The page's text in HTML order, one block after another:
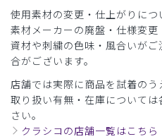
使用素材の変更・仕上がりにつ
素材メーカーの廃盤・仕様変更
資材や刺繍の色味・風合いが
合がございます。
店舗では実際に商品を試着のう
取り扱い有無・在庫について
さい。
クラシコの店舗一覧はこちら